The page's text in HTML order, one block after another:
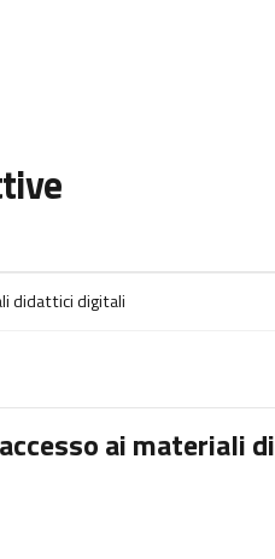
didattici digitali
ai materiali